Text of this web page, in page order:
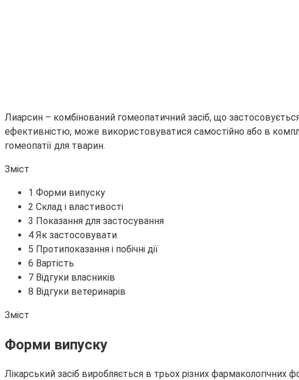
Лиарсин – комбінований гомеопатичний засіб, що
ефективністю, може використовуватися самостійно або в
гомеопатії для тварин.
Зміст
1 Форми випуску
2 Склад і властивості
3 Показання для застосування
4 Як застосовувати
5 Протипоказання і побічні дії
6 Вартість
7 Відгуки власників
8 Відгуки ветеринарів
Зміст
Форми випуску
Лікарський засіб виробляється в трьох різних фармакологічних